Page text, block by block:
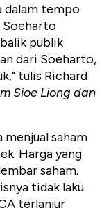
dalam tempo
Soeharto
publik
dari Soeharto,
tulis Richard
Sioe Liong dan
menjual saham
Harga yang
saham.
tidak laku.
terlanjur